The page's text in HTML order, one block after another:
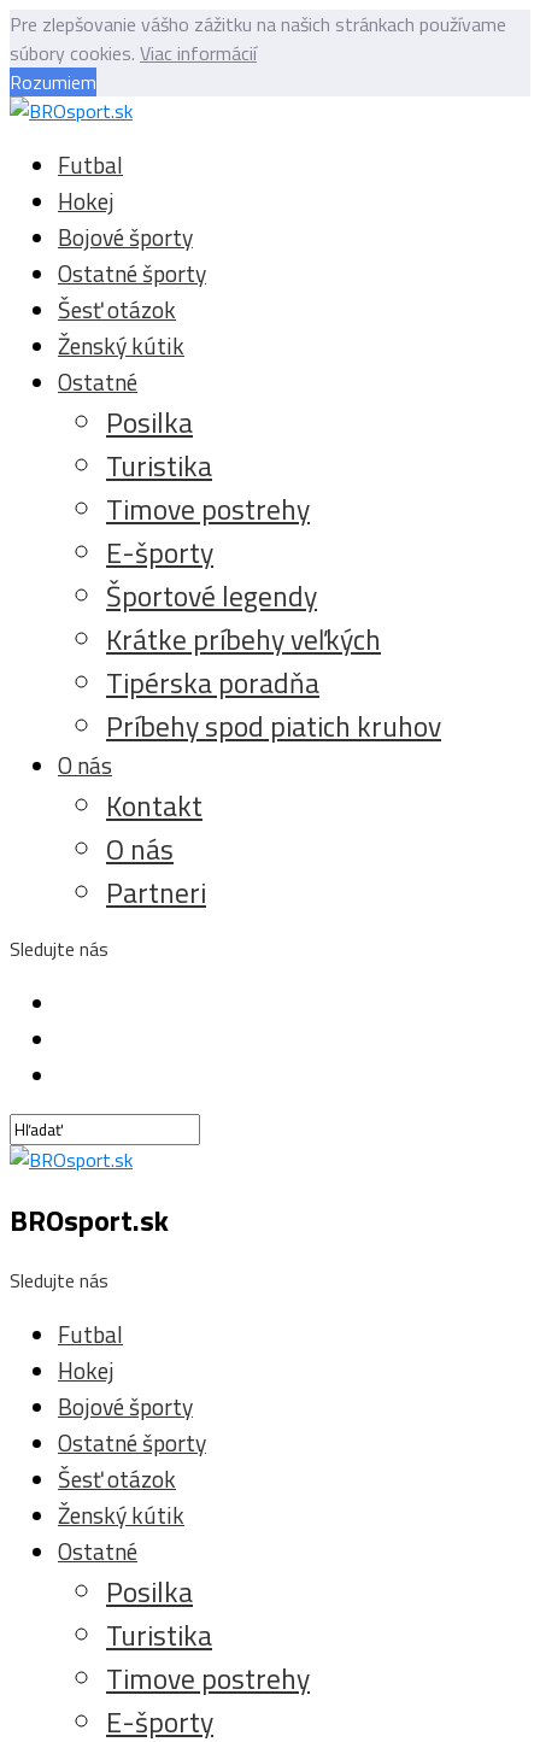
Pre zlepšovanie vášho zážitku na našich stránkach používame
súbory cookies. Viac informácií
Rozumiem
Futbal
Hokej
Bojové športy
Ostatné športy
Šesť otázok
Ženský kútik
Ostatné
Posilka
Turistika
Timove postrehy
E-športy
Športové legendy
Krátke príbehy veľkých
Tipérska poradňa
Príbehy spod piatich kruhov
O nás
Kontakt
O nás
Partneri
Sledujte nás
BROsport.sk
Sledujte nás
Futbal
Hokej
Bojové športy
Ostatné športy
Šesť otázok
Ženský kútik
Ostatné
Posilka
Turistika
Timove postrehy
E-športy